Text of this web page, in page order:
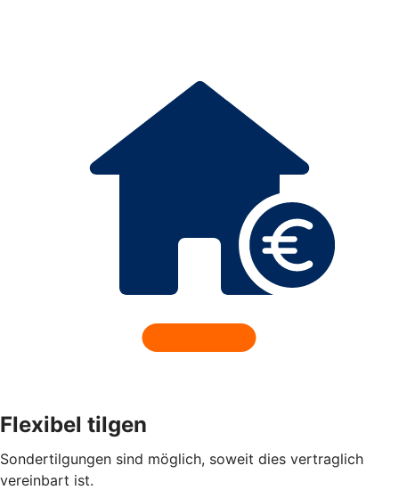
Flexibel tilgen
Sondertilgungen sind möglich, soweit dies vertraglich
vereinbart ist.